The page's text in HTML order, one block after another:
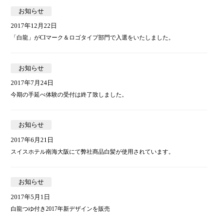
2017年12月22日
お知らせ
「白龍」がCIマーク＆ロゴタイプ部門で入選をいたしました。
2017年7月24日
お知らせ
今期の手延べ体験の受付は終了致しました。
2017年6月21日
お知らせ
スイスホテル南海大阪にて弊社商品白髪が使用されています。
2017年5月1日
お知らせ
白龍つゆ付き2017年新デザインを販売